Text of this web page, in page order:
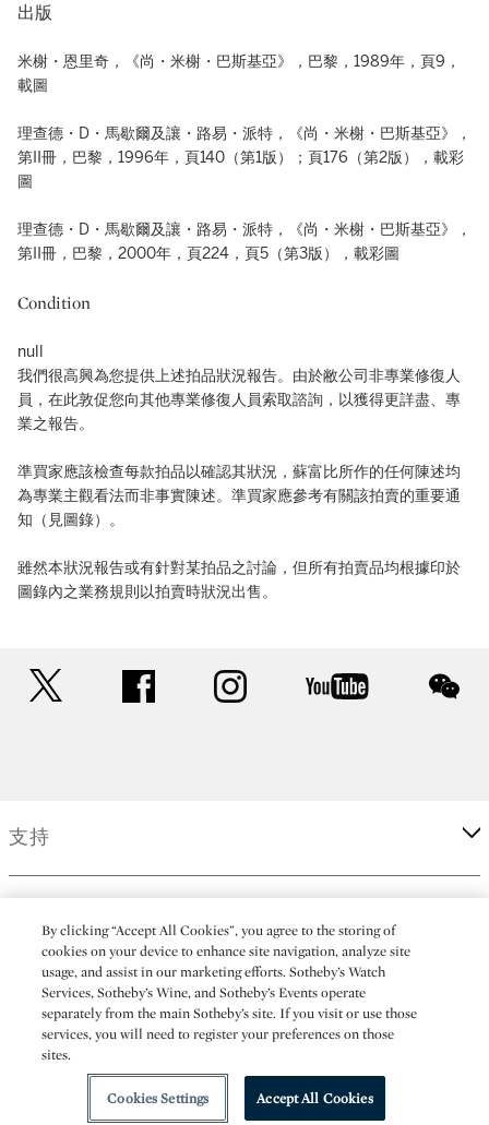
出版
米榭・恩里奇，《尚・米榭・巴斯基亞》，巴黎，1989年，頁9，
載圖
理查德・D・馬歇爾及讓・路易・派特，《尚・米榭・巴斯基亞》，
第II冊，巴黎，1996年，頁140（第1版）；頁176（第2版），載彩
圖
理查德・D・馬歇爾及讓・路易・派特，《尚・米榭・巴斯基亞》，
第II冊，巴黎，2000年，頁224，頁5（第3版），載彩圖
Condition
null
我們很高興為您提供上述拍品狀況報告。由於敝公司非專業修復人
員，在此敦促您向其他專業修復人員索取諮詢，以獲得更詳盡、專
業之報告。
準買家應該檢查每款拍品以確認其狀況，蘇富比所作的任何陳述均
為專業主觀看法而非事實陳述。準買家應參考有關該拍賣的重要通
知（見圖錄）。
雖然本狀況報告或有針對某拍品之討論，但所有拍賣品均根據印於
圖錄內之業務規則以拍賣時狀況出售。
facebook instagram youtube
支持
更多
(C) 2026 Sotheby's
By clicking “Accept All Cookies”, you agree to the storing of
cookies on your device to enhance site navigation, analyze site
usage, and assist in our marketing efforts. Sotheby’s Watch
Services, Sotheby’s Wine, and Sotheby’s Events operate
separately from the main Sotheby’s site. If you visit or use those
services, you will need to register your preferences on those
sites.
Cookies Settings Accept All Cookies